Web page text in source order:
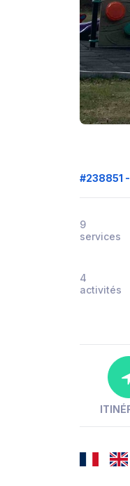
#238851
9
services
4
activités